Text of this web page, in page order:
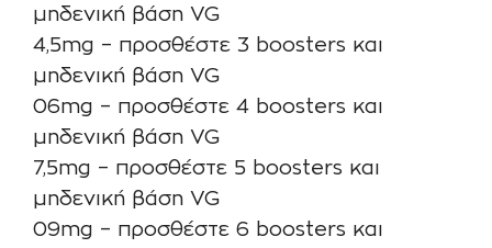
μηδενική βάση VG
4,5mg – προσθέστε 3 boosters και
μηδενική βάση VG
06mg – προσθέστε 4 boosters και
μηδενική βάση VG
7,5mg – προσθέστε 5 boosters και
μηδενική βάση VG
09mg – προσθέστε 6 boosters και